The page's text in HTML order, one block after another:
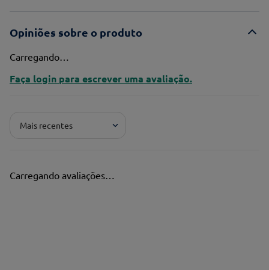
Opiniões sobre o produto
Carregando…
Faça login para escrever uma avaliação.
Mais recentes
Carregando avaliações…